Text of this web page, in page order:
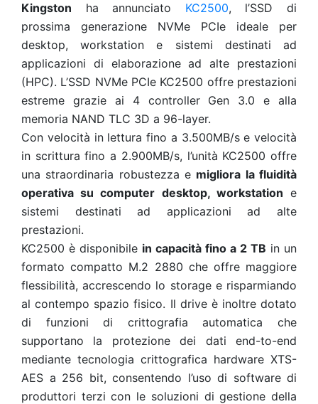
Kingston ha annunciato KC2500, l’SSD di
prossima generazione NVMe PCIe ideale per
desktop, workstation e sistemi destinati ad
applicazioni di elaborazione ad alte prestazioni
(HPC). L’SSD NVMe PCIe KC2500 offre prestazioni
estreme grazie ai 4 controller Gen 3.0 e alla
memoria NAND TLC 3D a 96-layer.
Con velocità in lettura fino a 3.500MB/s e velocità
in scrittura fino a 2.900MB/s, l’unità KC2500 offre
una straordinaria robustezza e migliora la fluidità
operativa su computer desktop, workstation e
sistemi destinati ad applicazioni ad alte
prestazioni.
KC2500 è disponibile in capacità fino a 2 TB in un
formato compatto M.2 2880 che offre maggiore
flessibilità, accrescendo lo storage e risparmiando
al contempo spazio fisico. Il drive è inoltre dotato
di funzioni di crittografia automatica che
supportano la protezione dei dati end-to-end
mediante tecnologia crittografica hardware XTS-
AES a 256 bit, consentendo l’uso di software di
produttori terzi con le soluzioni di gestione della